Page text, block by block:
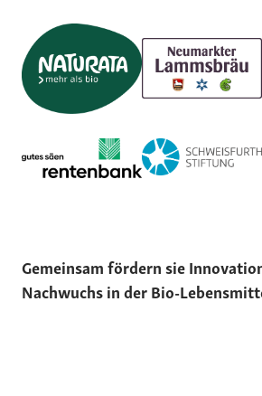
Gemeinsam fördern sie
Nachwuchs in der Bio-